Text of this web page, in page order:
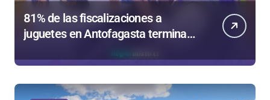
81% de las fiscalizaciones a
juguetes en Antofagasta termina
en sumarios sanitarios